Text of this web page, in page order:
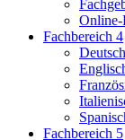
Online-
Fachbereich 4
Deutsch
Fachbereich 5